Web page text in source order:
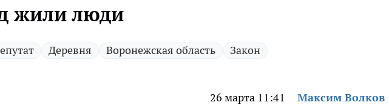
жили люди
Деревня Воронежская область Закон
26 марта 11:41 Максим Волков